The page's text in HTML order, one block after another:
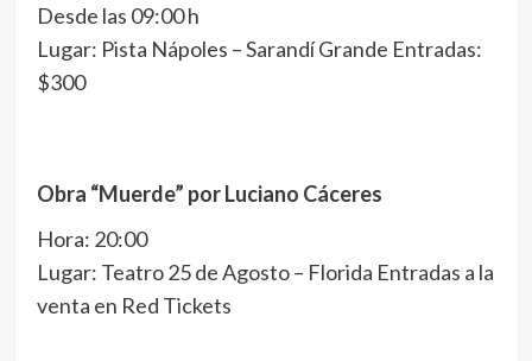
Desde las 09:00 h
Lugar: Pista Nápoles – Sarandí Grande Entradas:
$300
Obra “Muerde” por Luciano Cáceres
Hora: 20:00
Lugar: Teatro 25 de Agosto – Florida Entradas a la
venta en Red Tickets